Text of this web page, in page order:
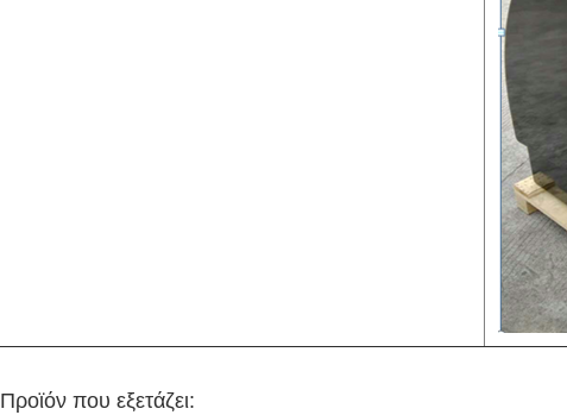
Προϊόν που εξετάζει: